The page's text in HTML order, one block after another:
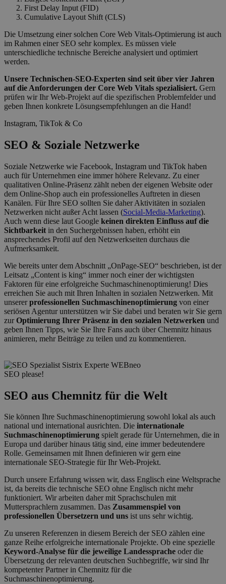
First Delay Input (FID)
Cumulative Layout Shift (CLS)
Die Umsetzung einer solchen Core Web Vitals-Optimierung ist auch
im Rahmen einer SEO sehr komplex. Es müssen viele
unterschiedliche technische Bereiche analysiert und optimiert
werden.
Unsere Technischen-SEO-Experten sind seit über vier Jahren
auf die Anforderungen der Core Web Vitals spezialisiert. Gern
prüfen wir Ihr Web-Projekt auf die spezifischen Problemfelder und
geben Ihnen konkrete Lösungsempfehlungen an die Hand!
Instagram, TikTok & Co
SEO & Soziale Netzwerke
Soziale Netzwerke wie Facebook, Instagram und TikTok haben
auch für Unternehmen eine immer höhere Relevanz. Zu einer
qualitativen Online-Präsenz zählt neben der eigenen Website oder
dem Online-Shop auch ein professionelles Auftreten in diesen
Kanälen. Für Ihre SEO sollten Sie daher Aktivitäten in sozialen
Netzwerken nicht außer Acht lassen (Social-Media-Marketing).
Auch wenn diese laut Google keinen direkten Einfluss auf die
Sichtbarkeit in den Suchergebnissen haben, erhöht ein
ansprechendes Profil auf den Netzwerkseiten durchaus die
Aufmerksamkeit.
Wie bereits unter dem Abschnitt „OnPage-SEO“ beschrieben, ist der
Leitsatz „Content is king“ immer noch einer der wichtigsten
Faktoren für eine erfolgreiche Suchmaschinenoptimierung! Dies
erreichen Sie auch mit Ihren Inhalten in sozialen Netzwerken. Mit
unsererprofessionellen Suchmaschinenoptimierung von einer
seriösen Agentur unterstützen wir Sie dabei und beraten wir Sie gern
zurOptimierung Ihrer Präsenz in den sozialen Netzwerken und
geben Ihnen Tipps, wie Sie Ihre Fans auch über Chemnitz hinaus
animieren, mehr Beiträge zu teilen und zu kommentieren.
SEO please!
SEO aus Chemnitz für die Welt
Sie können Ihre Suchmaschinenoptimierung sowohl lokal als auch
national und international ausrichten. Die internationale
Suchmaschinenoptimierung spielt gerade für Unternehmen, die in
Europa und darüber hinaus tätig sind, eine immer bedeutendere
Rolle. Gemeinsamen mit Ihnen definieren wir gern eine
internationale SEO-Strategie für Ihr Web-Projekt.
Durch unsere Erfahrung wissen wir, dass Englisch eine Weltsprache
ist, da bereits die technische SEO ohne Englisch nicht mehr
funktioniert. Wir arbeiten daher mit Sprachschulen mit
Muttersprachlern zusammen. Das Zusammenspiel von
professionellen Übersetzern und uns ist uns sehr wichtig.
Zu unseren Referenzen in diesem Bereich der SEO zählen eine
ganze Reihe erfolgreiche internationale Projekte. Ob eine spezielle
Keyword-Analyse für die jeweilige Landessprache oder die
Übersetzung der relevanten deutschen Suchbegriffe, wir sind Ihr
kompetenter Partner in Chemnitz für die
Suchmaschinenoptimierung.